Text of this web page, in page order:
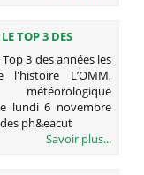
TOP 3 DES
DE
3 des années les
l'histoire L’OMM,
météorologique
lundi 6 novembre
ph&eacut
Savoir plus...